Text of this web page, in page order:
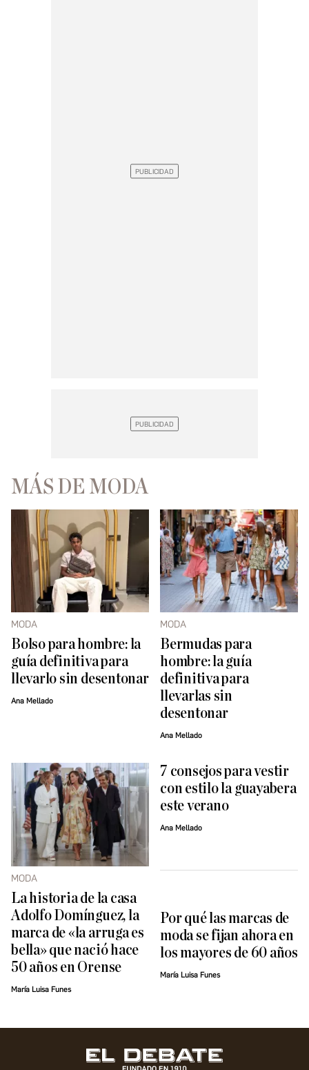
MÁS DE MODA
MODA
Bolso para hombre: la
guía definitiva para
llevarlo sin desentonar
Ana Mellado
MODA
Bermudas para
hombre: la guía
definitiva para
llevarlas sin
desentonar
Ana Mellado
MODA
La historia de la casa
Adolfo Domínguez, la
marca de «la arruga es
bella» que nació hace
50 años en Orense
María Luisa Funes
7 consejos para vestir
con estilo la guayabera
este verano
Ana Mellado
Por qué las marcas de
moda se fijan ahora en
los mayores de 60 años
María Luisa Funes